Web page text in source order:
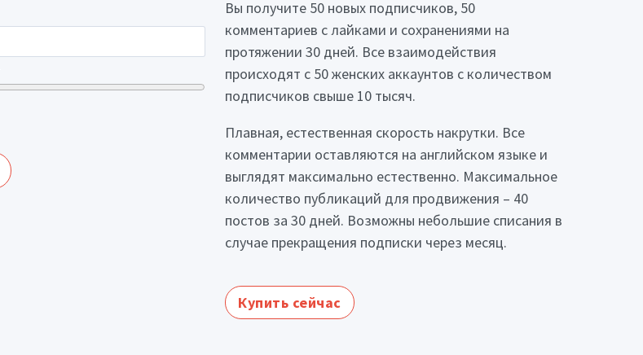
Вы получите 50 новых подписчиков, 50
комментариев с лайками и сохранениями на
протяжении 30 дней. Все взаимодействия
происходят с 50 женских аккаунтов с количеством
подписчиков свыше 10 тысяч.
Плавная, естественная скорость накрутки. Все
комментарии оставляются на английском языке и
выглядят максимально естественно. Максимальное
количество публикаций для продвижения – 40
постов за 30 дней. Возможны небольшие списания в
случае прекращения подписки через месяц.
Купить сейчас